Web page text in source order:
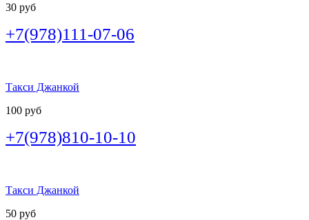
30 руб
+7(978)111-07-06
Такси Джанкой
100 руб
+7(978)810-10-10
Такси Джанкой
50 руб